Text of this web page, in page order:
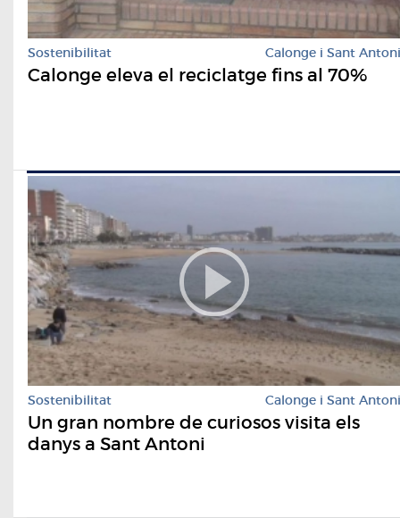
Sostenibilitat Calonge i Sant Antoni
Calonge eleva el reciclatge fins al 70%
Sostenibilitat Calonge i Sant Antoni
Un gran nombre de curiosos visita els
danys a Sant Antoni